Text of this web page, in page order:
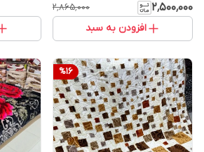
۲٬۵۰۰٬۰۰۰ ۲٬۸۶۵٬۰۰۰
افزودن به سبد
%16